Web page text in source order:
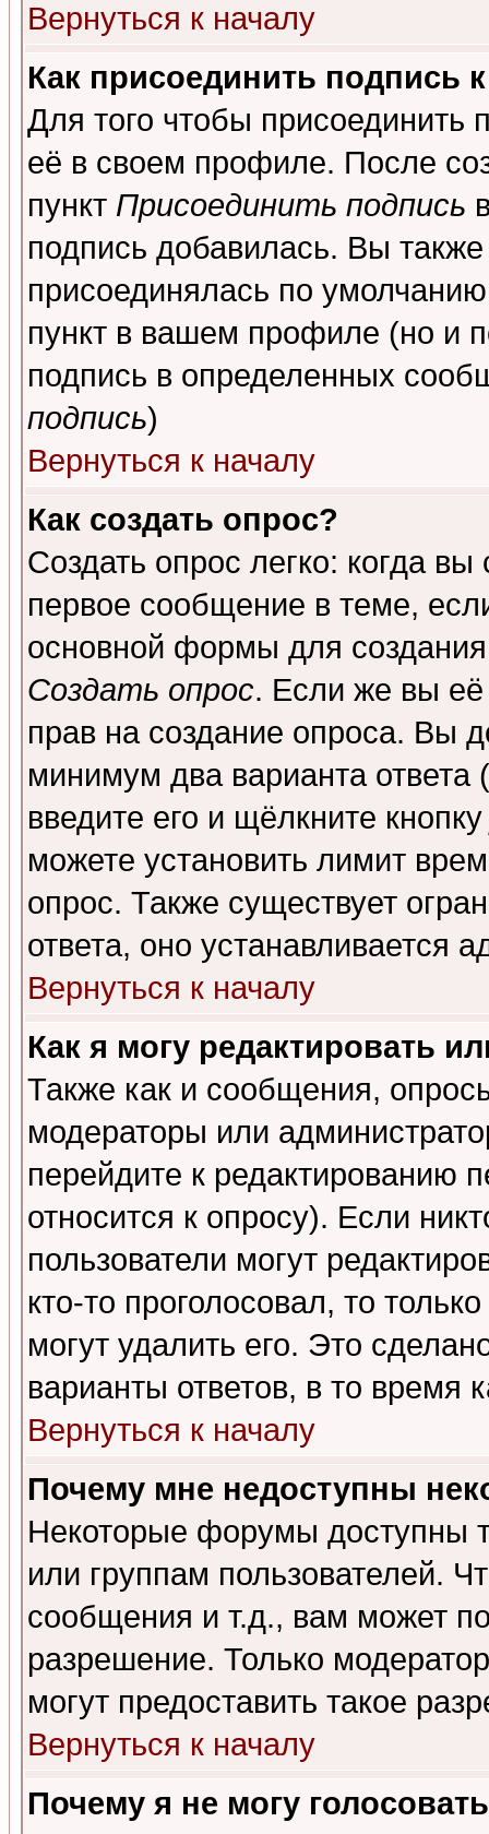
Вернуться к началу
Как присоединить подпись
Для того чтобы присоединить
её в своем профиле. После
пункт Присоединить подпись
подпись добавилась. Вы
присоединялась по
пункт в вашем профиле (но и
подпись в определенных
подпись)
Вернуться к началу
Как создать опрос?
Создать опрос легко: когда
первое сообщение в теме,
основной формы для
Создать опрос. Если же вы её
прав на создание опроса. Вы
минимум два варианта ответа
введите его и щёлкните
можете установить лимит
опрос. Также существует
ответа, оно устанавливается
Вернуться к началу
Как я могу редактировать
Также как и сообщения,
модераторы или
перейдите к редактированию
относится к опросу). Если
пользователи могут
кто-то проголосовал, то
могут удалить его. Это
варианты ответов, в то время
Вернуться к началу
Почему мне недоступны
Некоторые форумы доступны
или группам пользователей.
сообщения и т.д., вам может
разрешение. Только
могут предоставить такое
Вернуться к началу
Почему я не могу